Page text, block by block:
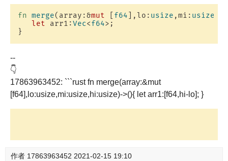
fn merge(array:&mut f64 ],lo: usize ,mi: usize
let arr1:Vec<f64>;
--
👇
17863963452: ```rust fn merge(array:&mut
[f64],lo:usize,mi:usize,hi:usize)->(){ let arr1:[f64,hi-lo]; }
作者 17863963452 2021-02-15 19:10